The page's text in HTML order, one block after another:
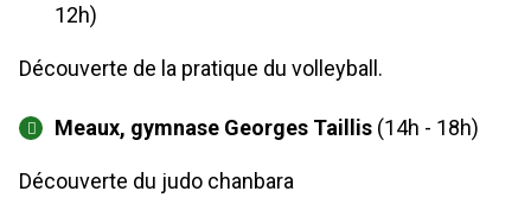
12h)
Découverte de la pratique du volleyball.
Meaux, gymnase Georges Taillis (14h - 18h)
Découverte du judo chanbara